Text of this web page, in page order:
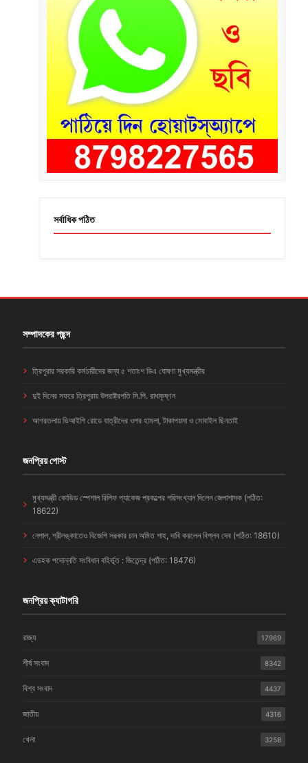
সর্বাধিক পঠিত
সম্পাদকের পছন্দ
ত্রিপুরার সরকারি কর্মচারীদের জন্য ৫ শতাংশ ডিএ ঘোষণা মুখ্যমন্ত্রীর
দুই দিনের সফরে ত্রিপুরায় উপরাষ্ট্রপতি সি.পি. রাধাকৃষ্ণন
আগরতলায় ভিআইপি রোডে যাত্রীদের ওপর হামলা, টাকাপয়সা ও মোবাইল ছিনতাই
জনপ্রিয় পোস্ট
মুখ্যমন্ত্রী কোভিড স্পেশাল রিলিফ প্যাকেজ প্রকল্পের পরিসংখ্যান দিলেন জেলাশাসক (পঠিত:
18622)
নেপাল, শ্রীলঙ্কাতেও বিজেপি সরকার চান অমিত শাহ, দাবি করলেন বিপ্লব দেব (পঠিত: 18610)
এডহক পদোন্নতি সংবিধান বহির্ভূত : জিতেন্দ্র (পঠিত: 18476)
জনপ্রিয় ক্যাটাগরি
রাজ্য 17969
শীর্ষ সংবাদ 8342
বিশ্ব সংবাদ 4437
জাতীয় 4316
খেলা 3258